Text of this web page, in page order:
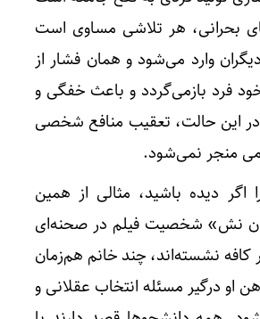
بحرانی، هر تلاشی مساوی است
وارد می‌شود و همان فشار از
فرد بازمی‌گردد و باعث خفگی و
این حالت، تعقیب منافع شخصی
منجر نمی‌شود.
اگر دیده باشید، مثالی از همین
نش» شخصیت فیلم در صحنه‌ای
کافه نشسته‌اند، چند خانم هم‌زمان
او درگیر مسئله انتخاب عقلانی و